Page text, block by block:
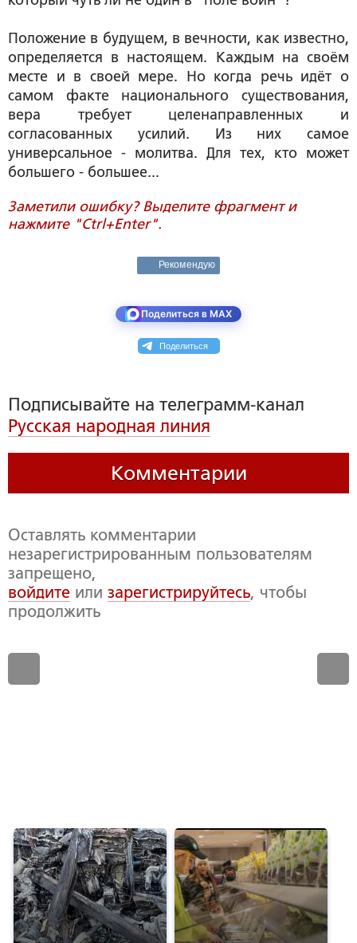
Положение в будущем, в вечности, как известно,
определяется в настоящем. Каждым на своём
месте и в своей мере. Но когда речь идёт о
самом факте национального существования,
вера требует целенаправленных и
согласованных усилий. Из них самое
универсальное - молитва. Для тех, кто может
большего - большее...
Заметили ошибку? Выделите фрагмент и
нажмите "Ctrl+Enter".
Рекомендую
Поделиться в MAX
Поделиться
Подписывайте на телеграмм-канал
Русская народная линия
Комментарии
Оставлять комментарии
незарегистрированным пользователям
запрещено,
войдите или зарегистрируйтесь, чтобы
продолжить